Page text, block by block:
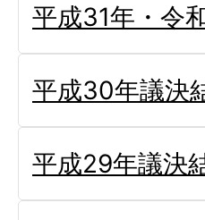
平成31年・令
平成30年議決
平成29年議決